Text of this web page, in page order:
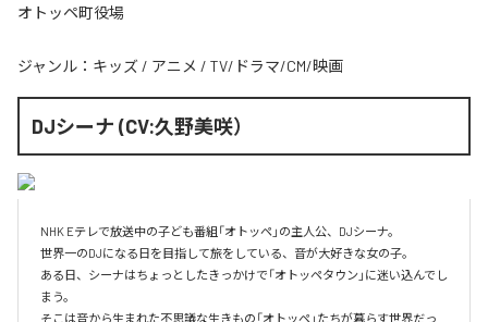
オトッペ町役場
ジャンル： キッズ / アニメ / TV/ドラマ/CM/映画
DJシーナ (CV:久野美咲）
NHK Eテレで放送中の子ども番組「オトッペ」の主人公、DJシーナ。
世界一のDJになる日を目指して旅をしている、音が大好きな女の子。
ある日、シーナはちょっとしたきっかけで「オトッペタウン」に迷い込んでし
まう。
そこは音から生まれた不思議な生きもの「オトッペ」たちが暮らす世界だっ